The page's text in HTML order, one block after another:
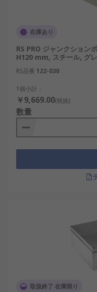
在庫あり
RS PRO ジャンクショ
H120 mm, スチール, グ
RS品番 122-030
1個小計：
￥9,669.00(税抜)
数量
取扱終了 在庫限り